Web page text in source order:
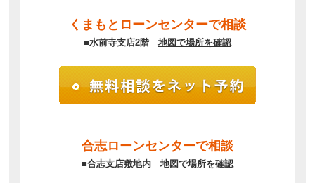
くまもとローンセンターで相談
■水前寺支店2階 地図で場所を確認
合志ローンセンターで相談
■合志支店敷地内 地図で場所を確認